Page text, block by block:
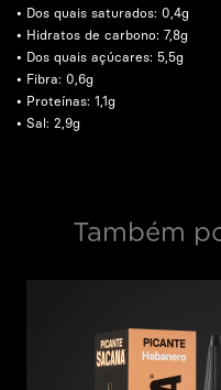
• Dos quais saturados: 0,4g
• Hidratos de carbono: 7,8g
• Dos quais açúcares: 5,5g
• Fibra: 0,6g
• Proteínas: 1,1g
• Sal: 2,9g
Também